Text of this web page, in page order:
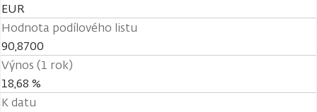
EUR
Hodnota podílového listu
90,8700
Výnos (1 rok)
18,68 %
K datu